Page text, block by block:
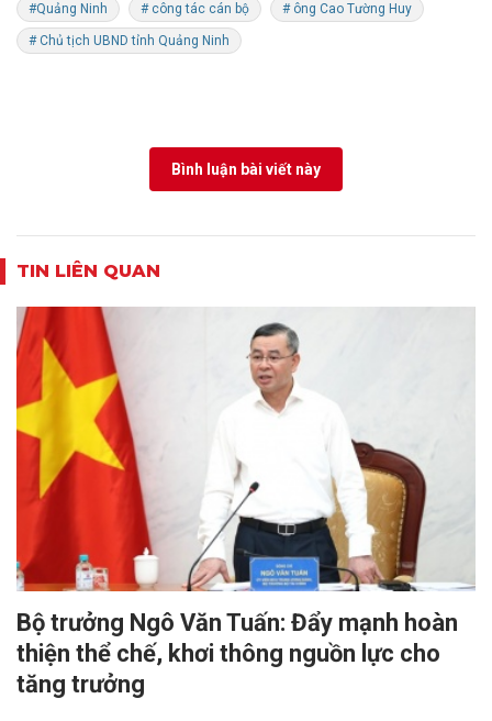
#Quảng Ninh # công tác cán bộ # ông Cao Tường Huy
# Chủ tịch UBND tỉnh Quảng Ninh
Bình luận bài viết này
TIN LIÊN QUAN
Bộ trưởng Ngô Văn Tuấn: Đẩy mạnh hoàn
thiện thể chế, khơi thông nguồn lực cho
tăng trưởng